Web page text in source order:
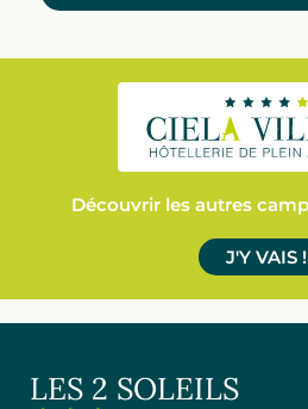
Découvrir les autres
J'Y VAIS !
LES 2 SOLEILS